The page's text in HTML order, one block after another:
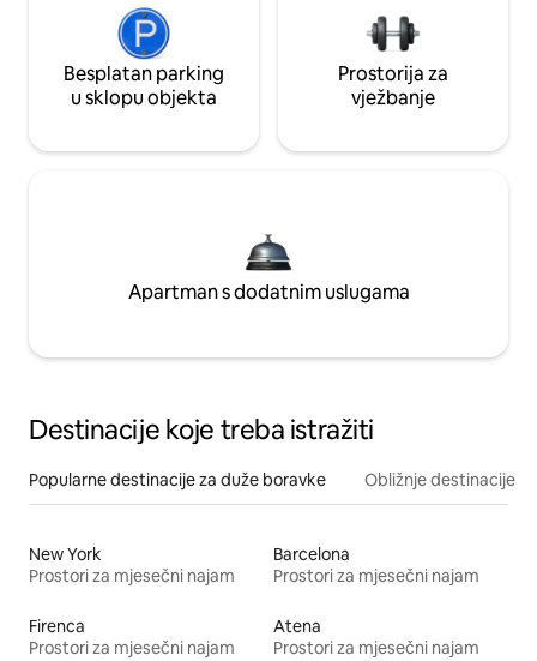
Besplatan parking
u sklopu objekta
Prostorija za
vježbanje
Apartman s dodatnim uslugama
Destinacije koje treba istražiti
Popularne destinacije za duže boravke Obližnje destinacije
New York
Prostori za mjesečni najam
Barcelona
Prostori za mjesečni najam
Firenca
Prostori za mjesečni najam
Atena
Prostori za mjesečni najam